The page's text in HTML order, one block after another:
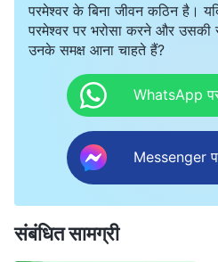
परमेश्वर के बिना जीवन कठिन है।
परमेश्वर पर भरोसा करने और उसकी
उनके समक्ष आना चाहते हैं?
WhatsApp
Messenger
संबंधित सामग्री